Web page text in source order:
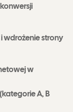
wdrożenie strony
w
A, B